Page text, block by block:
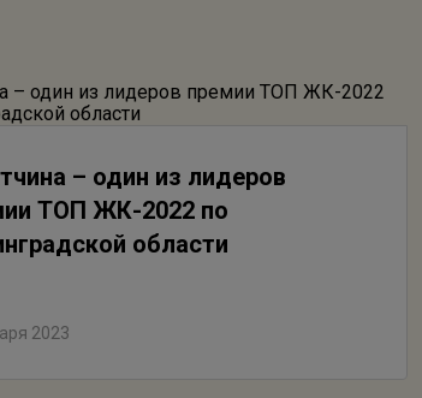
– один из лидеров
ТОП ЖК-2022 по
области
2023